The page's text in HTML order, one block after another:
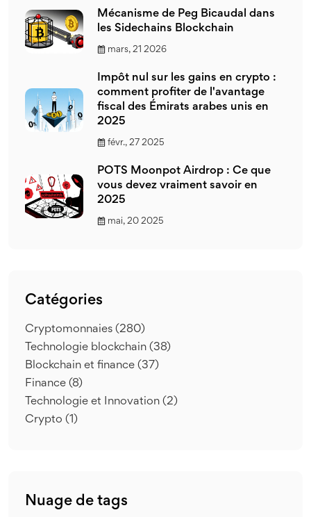
Mécanisme de Peg Bicaudal dans
les Sidechains Blockchain
mars, 21 2026
Impôt nul sur les gains en crypto :
comment profiter de l'avantage
fiscal des Émirats arabes unis en
2025
févr., 27 2025
POTS Moonpot Airdrop : Ce que
vous devez vraiment savoir en
2025
mai, 20 2025
Catégories
Cryptomonnaies (280)
Technologie blockchain (38)
Blockchain et finance (37)
Finance (8)
Technologie et Innovation (2)
Crypto (1)
Nuage de tags